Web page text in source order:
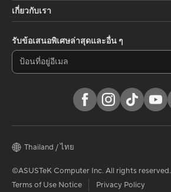
เกี่ยวกับเรา
รับข้อเสนอพิเศษล่าสุดและอื่น ๆ
Thailand / ไทย
©ASUSTeK Computer Inc. All rights reserved.
Terms of Use Notice
Privacy Policy